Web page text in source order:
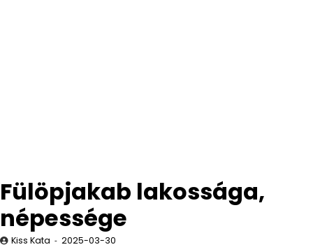
Fülöpjakab lakossága,
népessége
Kiss Kata 2025-03-30